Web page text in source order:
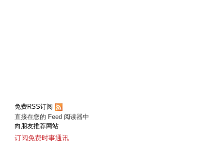
免费RSS订阅
直接在您的 Feed 阅读器中
向朋友推荐网站
订阅免费时事通讯